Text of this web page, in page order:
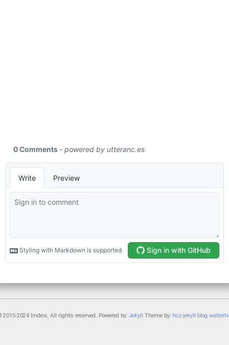
2015-2024 lindexi, All rights reserved. Powered by: Jekyll Theme by: hcz-jekyll-blog walterlv